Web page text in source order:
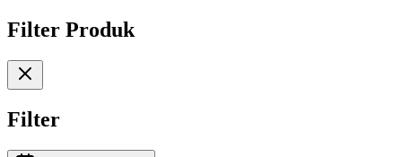
Filter Produk
Filter